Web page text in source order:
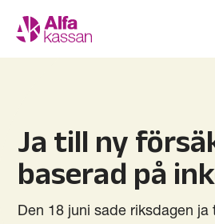
Ja till ny
baserad på
Den 18 juni sade riksdagen ja